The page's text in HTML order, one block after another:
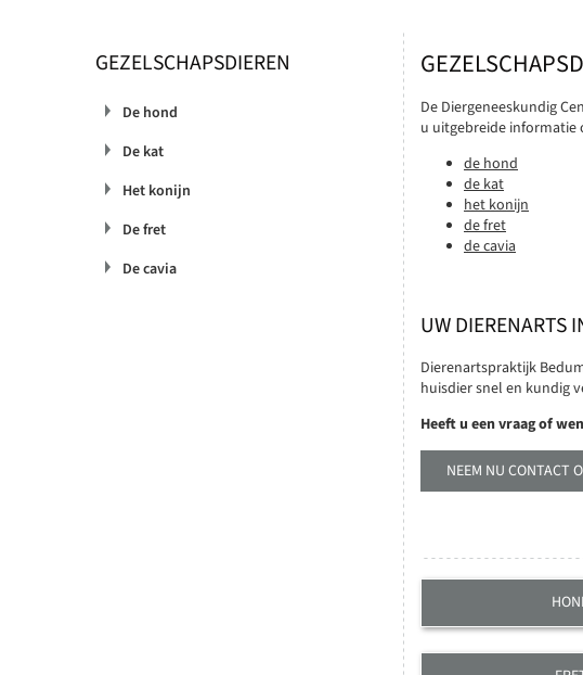
De Diergeneeskundig
u uitgebreide informatie
de hond
de kat
het konijn
de fret
de cavia
UW DIERENARTS
Dierenartspraktijk
huisdier snel en kundig
Heeft u een vraag of
NEEM NU CONTACT
GEZELSCHAPSDIEREN
De hond
De kat
Het konijn
De fret
De cavia